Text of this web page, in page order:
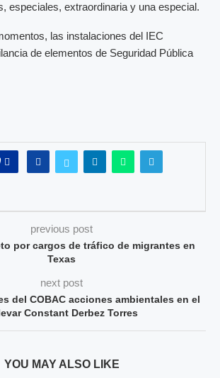
especiales, extraordinaria y una especial.
las instalaciones del IEC
de elementos de Seguridad Pública
previous post
por cargos de tráfico de migrantes en
Texas
next post
del COBAC acciones ambientales en el
Constant Derbez Torres
YOU MAY ALSO LIKE